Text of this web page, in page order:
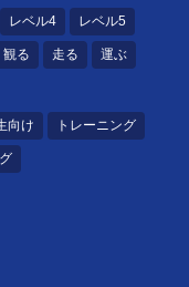
レベル4 レベル5
観る 走る 運ぶ
向け トレーニング